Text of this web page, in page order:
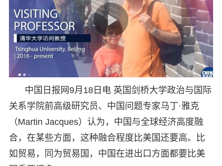
中国日报网9月18日电 英国剑桥大学政治与国际
关系学院前高级研究员、中国问题专家马丁·雅克
（Martin Jacques）认为，中国与全球经济高度融
合，在某些方面，这种融合程度比美国还要高。比
如贸易，同为贸易国，中国在进出口方面都要比美